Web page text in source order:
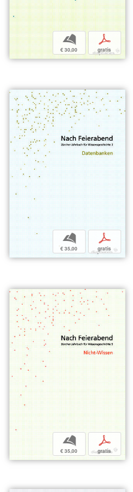
b
€ 30,00
p
gratis
b
€ 35,00
p
gratis
b
€ 35,00
p
gratis